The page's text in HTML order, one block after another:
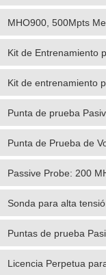
MHO900, 500Mpts
Kit de Entrenamiento
Kit de entrenamiento
Punta de prueba
Punta de Prueba de
Passive Probe: 200
Sonda para alta
Puntas de prueba
Licencia Perpetua